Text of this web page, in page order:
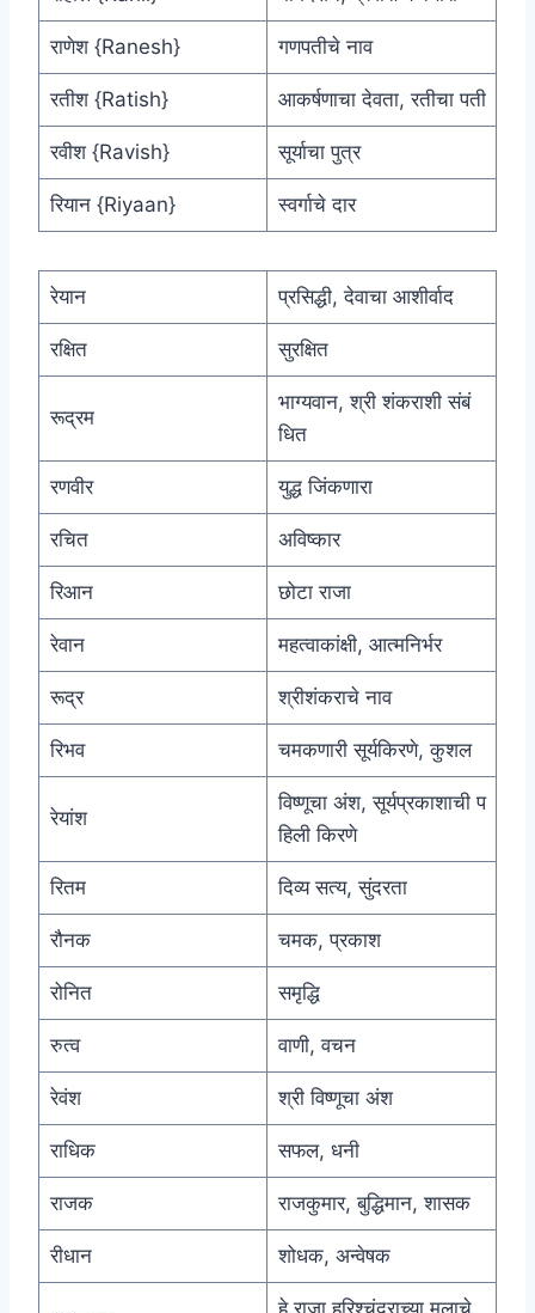
राणेश {Ranesh} गणपतीचे नाव
रतीश {Ratish} आकर्षणाचा देवता, रतीचा पती
रवीश {Ravish} सूर्याचा पुत्र
रियान {Riyaan} स्वर्गाचे दार
रेयान प्रसिद्धी, देवाचा आशीर्वाद
रक्षित सुरक्षित
रूद्रम
भाग्यवान, श्री शंकराशी संबं
धित
रणवीर युद्ध जिंकणारा
रचित अविष्कार
रिआन छोटा राजा
रेवान महत्वाकांक्षी, आत्मनिर्भर
रूद्र श्रीशंकराचे नाव
रिभव चमकणारी सूर्यकिरणे, कुशल
रेयांश
विष्णूचा अंश, सूर्यप्रकाशाची प
हिली किरणे
रितम दिव्य सत्य, सुंदरता
रौनक चमक, प्रकाश
रोनित समृद्धि
रुत्व वाणी, वचन
रेवंश श्री विष्णूचा अंश
राधिक सफल, धनी
राजक राजकुमार, बुद्धिमान, शासक
रीधान शोधक, अन्वेषक